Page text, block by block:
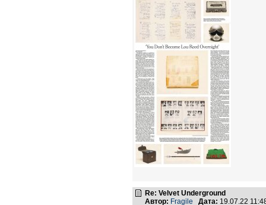
Re: Velvet Underground
Автор: Fragile Дата: 19.07.22